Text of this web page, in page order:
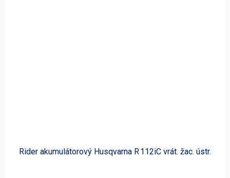
Rider akumulátorový Husqvarna R 112iC vrát. žac. ústr.